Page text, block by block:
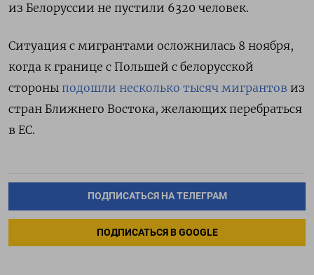
из Белоруссии не пустили 6320 человек.
Ситуация с мигрантами осложнилась 8 ноября,
когда к границе с Польшей с белорусской
стороны подошли несколько тысяч мигрантов из
стран Ближнего Востока, желающих перебраться
в ЕС.
ПОДПИСАТЬСЯ НА ТЕЛЕГРАМ
ПОДПИСАТЬСЯ В GOOGLE